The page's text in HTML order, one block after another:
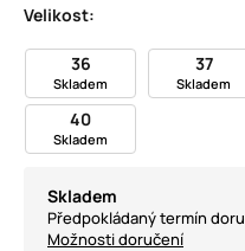
Velikost:
36
Skladem
37
Skladem
40
Skladem
Skladem
Předpokládaný termín
Možnosti doručení